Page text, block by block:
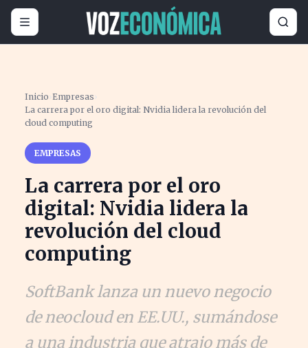
Inicio ›Empresas ›
La carrera por el oro digital: Nvidia lidera la revolución del
cloud computing
EMPRESAS
La carrera por el oro
digital: Nvidia lidera la
revolución del cloud
computing
SoftBank lanza un nuevo negocio
de neocloud en EE.UU., sumándose
a una industria que atrajo más de